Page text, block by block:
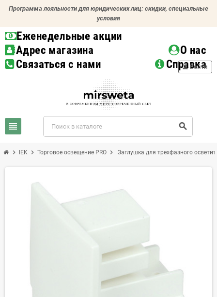
Программа лояльности для юридических лиц: скидки, специальные
условия
Еженедельные акции
Адрес магазина
О нас
Связаться с нами
Справка
view_headline search
person Войти
chevron_right IEK chevron_right Торговое освещение PRO chevron_right Заглушка для трехфазного